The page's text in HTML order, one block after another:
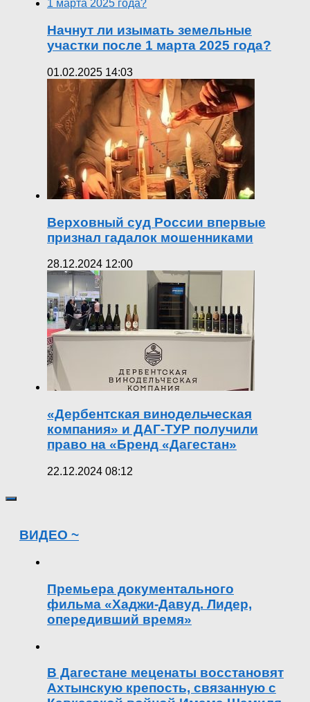
Начнут ли изымать земельные
участки после 1 марта 2025 года?
01.02.2025 14:03
Верховный суд России впервые
признал гадалок мошенниками
28.12.2024 12:00
«Дербентская винодельческая
компания» и ДАГ-ТУР получили
право на «Бренд «Дагестан»
22.12.2024 08:12
ВИДЕО ~
Премьера документального
фильма «Хаджи-Давуд. Лидер,
опередивший время»
В Дагестане меценаты восстановят
Ахтынскую крепость, связанную с